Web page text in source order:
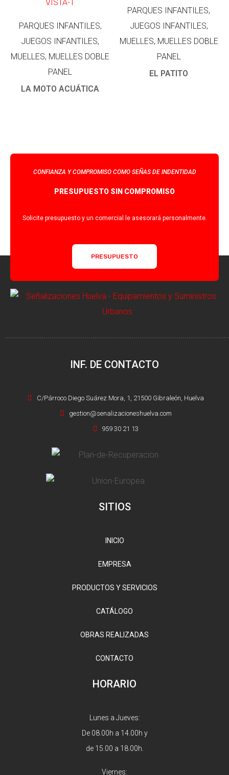
PARQUES INFANTILES,
JUEGOS INFANTILES,
MUELLES, MUELLES DOBLE
PANEL
LA MOTO ACUÁTICA
PARQUES INFANTILES,
JUEGOS INFANTILES,
MUELLES, MUELLES DOBLE
PANEL
EL PATITO
CONFIANZA Y COMPROMISO COMO SEÑAS DE INDENTIDAD
PRESUPUESTO SIN COMPROMISO
Solicite presupuesto y un comercial le asesorará personalmente.
PRESUPUESTO
INF. DE CONTACTO
C/Párroco Diego Suárez Mora, 1, 21500 Gibraleón, Huelva
gestion@senalizacioneshuelva.com
959 30 21 13
SITIOS
INICIO
EMPRESA
PRODUCTOS Y SERVICIOS
CATÁLOGO
OBRAS REALIZADAS
CONTACTO
HORARIO
Lunes a Jueves:
De 08.00h a 14.00h y
de 15.00 a 18.00h.
Viernes: